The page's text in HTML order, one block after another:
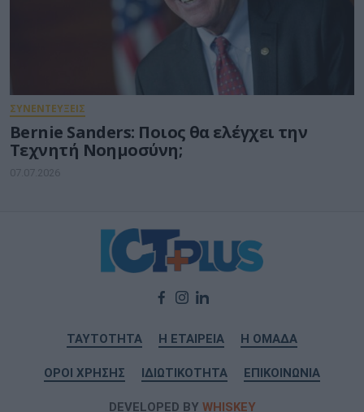
ΣΥΝΕΝΤΕΥΞΕΙΣ
Bernie Sanders: Ποιος θα ελέγχει την
Τεχνητή Νοημοσύνη;
07.07.2026
ΤΑΥΤΟΤΗΤΑ Η ΕΤΑΙΡΕΙΑ Η ΟΜΑΔΑ
ΟΡΟΙ ΧΡΗΣΗΣ ΙΔΙΩΤΙΚΟΤΗΤΑ ΕΠΙΚΟΙΝΩΝΙΑ
DEVELOPED BY WHISKEY